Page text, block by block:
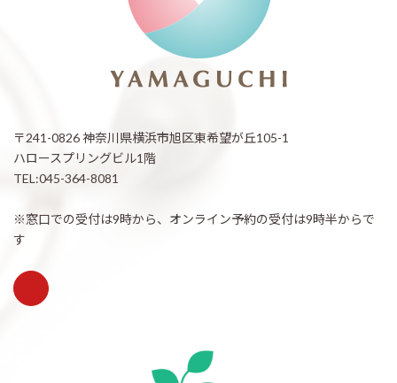
〒241-0826 神奈川県横浜市旭区東希望が丘105-1
ハロースプリングビル1階
TEL:045-364-8081
※窓口での受付は9時から、オンライン予約の受付は9時半からで
す